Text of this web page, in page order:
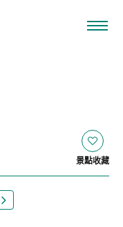
景點收藏